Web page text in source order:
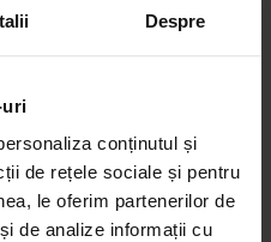
Despre
uri
conținutul și
de rețele sociale și pentru
le oferim partenerilor de
de analize informații cu
Cautare dupa piesa